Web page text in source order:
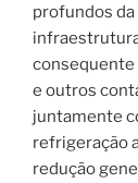
profundos
consequente
e outros
juntamente
refrigeração
redução